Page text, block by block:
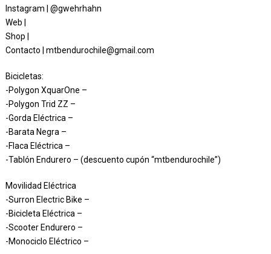
Instagram | @gwehrhahn
Web |
Shop |
Contacto | mtbendurochile@gmail.com
Bicicletas:
-Polygon XquarOne –
-Polygon Trid ZZ –
-Gorda Eléctrica –
-Barata Negra –
-Flaca Eléctrica –
-Tablón Endurero – (descuento cupón “mtbendurochile”)
Movilidad Eléctrica
-Surron Electric Bike –
-Bicicleta Eléctrica –
-Scooter Endurero –
-Monociclo Eléctrico –